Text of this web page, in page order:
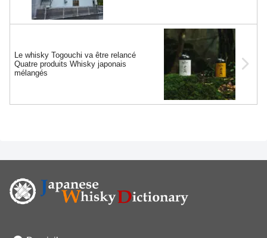
Le whisky Togouchi va être relancé
Quatre produits Whisky japonais
mélangés